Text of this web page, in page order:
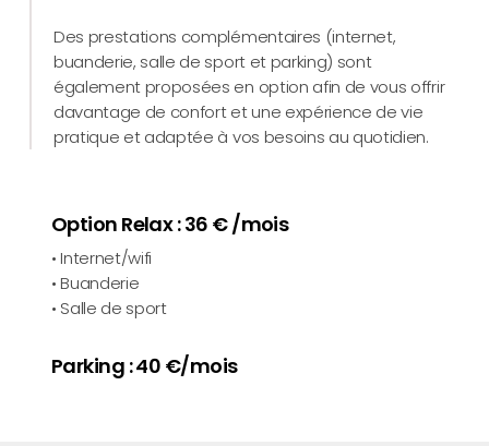
Des prestations complémentaires (internet,
buanderie, salle de sport et parking) sont
également proposées en option afin de vous offrir
davantage de confort et une expérience de vie
pratique et adaptée à vos besoins au quotidien.
Option Relax : 36 € /mois
• Internet/wifi
• Buanderie
• Salle de sport
Parking : 40 €/mois